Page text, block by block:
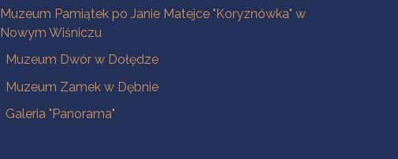
Muzeum Pamiątek po Janie Matejce "Koryznówka" w
Nowym Wiśniczu
Muzeum Dwór w Dołędze
Muzeum Zamek w Dębnie
Galeria "Panorama"